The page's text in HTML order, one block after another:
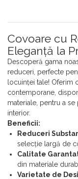
Covoare cu
Eleganță la
Descoperă gama
reduceri, perfecte
locuinței tale! Oferim
contemporane,
materiale, pentru a
interior.
Beneficii:
Reduceri
selecție largă de
Calitate
din materiale
Varietate de